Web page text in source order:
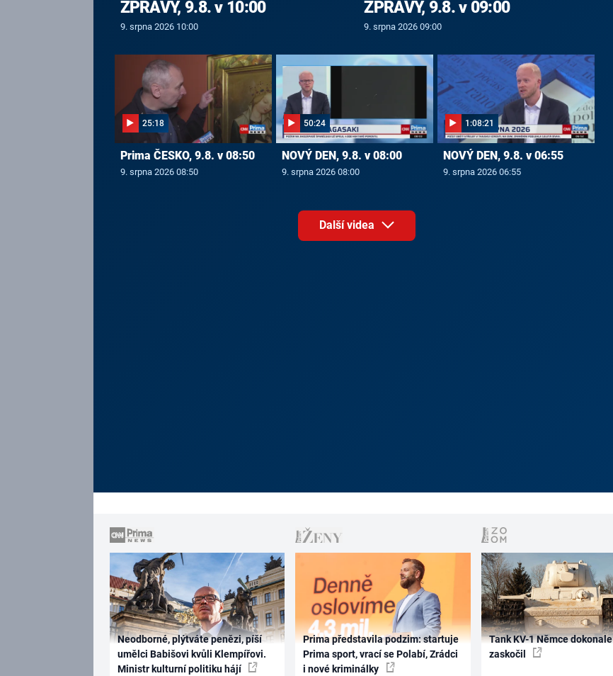
ZPRÁVY, 9.8. v 10:00
9. srpna 2026 10:00
ZPRÁVY, 9.8. v 09:00
9. srpna 2026 09:00
25:18
Prima ČESKO, 9.8. v 08:50
9. srpna 2026 08:50
50:24
NOVÝ DEN, 9.8. v 08:00
9. srpna 2026 08:00
1:08:21
NOVÝ DEN, 9.8. v 06:55
9. srpna 2026 06:55
Další videa
Neodborné, plýtváte penězi, píší
umělci Babišovi kvůli Klempířovi.
Ministr kulturní politiku hájí
Prima představila podzim: startuje
Prima sport, vrací se Polabí, Zrádci
i nové kriminálky
Tank KV-1 Němce dokonale
zaskočil